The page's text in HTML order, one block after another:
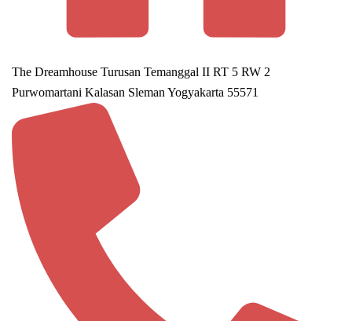
The Dreamhouse Turusan Temanggal II RT 5 RW 2
Purwomartani Kalasan Sleman Yogyakarta 55571